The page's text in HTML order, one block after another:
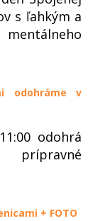
s ľahkým a
odohráme v
odohrá
prípravné
+ FOTO